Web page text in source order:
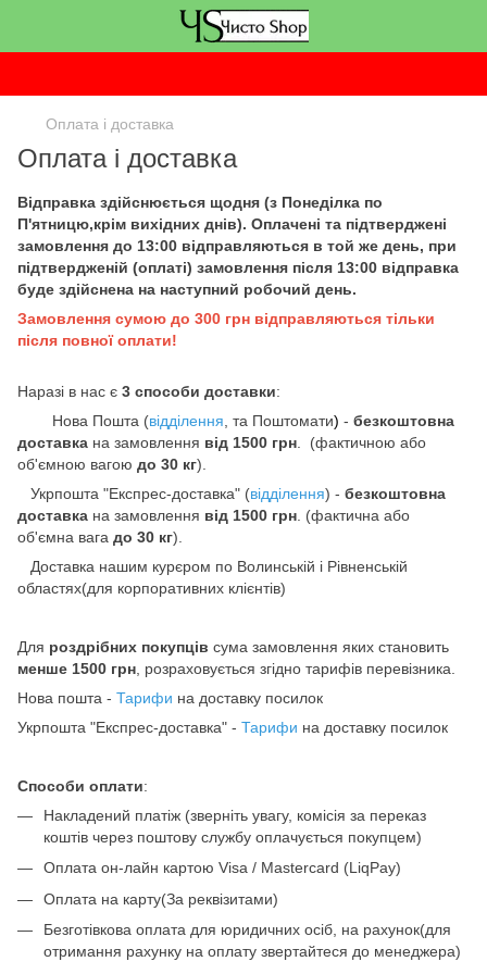
Оплата і доставка
Оплата і доставка
Відправка здійснюється щодня (з Понеділка по
П'ятницю,крім вихідних днів). Оплачені та підтверджені
замовлення до 13:00 відправляються в той же день, при
підтвердженій (оплаті) замовлення після 13:00 відправка
буде здійснена на наступний робочий день.
Замовлення сумою до 300 грн відправляються тільки
після повної оплати!
Наразі в нас є 3 способи доставки:
Нова Пошта (відділення , та Поштомати) - безкоштовна
доставка на замовлення від 1500 грн . (фактичною або
об'ємною вагою до 30 кг).
Укрпошта "Експрес-доставка" (відділення) - безкоштовна
доставка на замовлення від 1500 грн . (фактична або
об'ємна вага до 30 кг).
Доставка нашим курєром по Волинській і Рівненській
областях(для корпоративних клієнтів)
Для роздрібних покупців сума замовлення яких становить
менше 1500 грн , розраховується згідно тарифів перевізника.
Нова пошта - Тарифи на доставку посилок
Укрпошта "Експрес-доставка" - Тарифи на доставку посилок
Способи оплати:
Накладений платіж (зверніть увагу, комісія за переказ
коштів через поштову службу оплачується покупцем)
Оплата он-лайн картою Visa / Mastercard (LiqPay)
Оплата на карту(За реквізитами)
Безготівкова оплата для юридичних осіб, на рахунок(для
отримання рахунку на оплату звертайтеся до менеджера)